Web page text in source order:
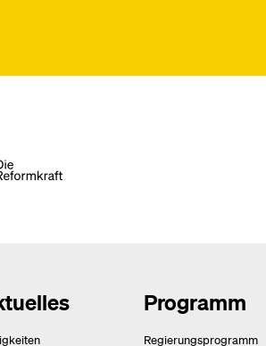
Programm
Regierungsprogramm